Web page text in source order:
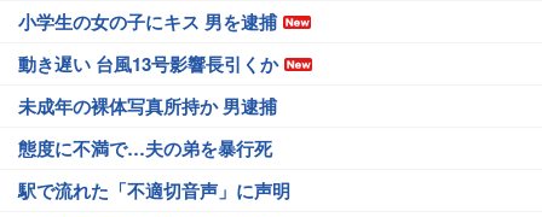
小学生の女の子にキス 男を逮捕
動き遅い 台風13号影響長引くか
未成年の裸体写真所持か 男逮捕
態度に不満で…夫の弟を暴行死
駅で流れた「不適切音声」に声明